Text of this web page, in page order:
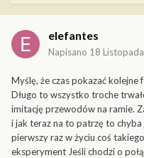
elefantes
Napisano 18
Myślę, że czas pokazać kolejne
Długo to wszystko troche
imitację przewodów na ramie.
i jak teraz na to patrzę to
pierwszy raz w życiu coś
eksperyment Jeśli chodzi o